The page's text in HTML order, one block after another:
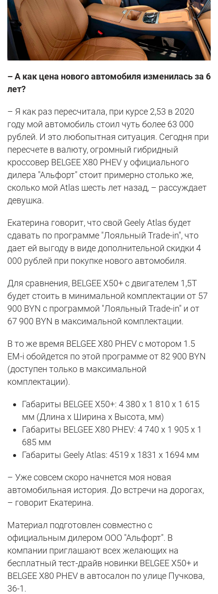
– А как цена нового автомобиля изменилась за 6
лет?
– Я как раз пересчитала, при курсе 2,53 в 2020
году мой автомобиль стоил чуть более 63 000
рублей. И это любопытная ситуация. Сегодня при
пересчете в валюту, огромный гибридный
кроссовер BELGEE X80 PHEV у официального
дилера "Альфорт" стоит примерно столько же,
сколько мой Atlas шесть лет назад, – рассуждает
девушка.
Екатерина говорит, что свой Geely Atlas будет
сдавать по программе "Лояльный Trade-in", что
дает ей выгоду в виде дополнительной скидки 4
000 рублей при покупке нового автомобиля.
Для сравнения, BELGEE X50+ с двигателем 1,5Т
будет стоить в минимальной комплектации от 57
900 BYN с программой "Лояльный Trade-in" и от
67 900 BYN в максимальной комплектации.
В то же время BELGEE X80 PHEV с мотором 1.5
EM-i обойдется по этой программе от 82 900 BYN
(доступен только в максимальной
комплектации).
Габариты BELGEE X50+: 4 380 х 1 810 х 1 615
мм (Длина х Ширина х Высота, мм)
Габариты BELGEE X80 PHEV: 4 740 х 1 905 х 1
685 мм
Габариты Geely Atlas: 4519 x 1831 x 1694 мм
– Уже совсем скоро начнется моя новая
автомобильная история. До встречи на дорогах,
– говорит Екатерина.
Материал подготовлен совместно с
официальным дилером ООО "Альфорт". В
компании приглашают всех желающих на
бесплатный тест-драйв новинки BELGEE X50+ и
BELGEE X80 PHEV в автосалон по улице Пучкова,
36-1.